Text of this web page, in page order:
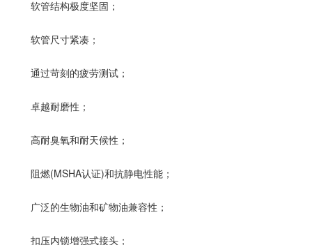
软管结构极度坚固；
软管尺寸紧凑；
通过苛刻的疲劳测试；
卓越耐磨性；
高耐臭氧和耐天候性；
阻燃(MSHA认证)和抗静电性能；
广泛的生物油和矿物油兼容性；
扣压内锁增强式接头；